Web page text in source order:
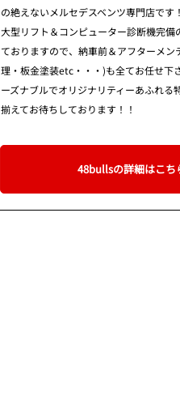
の絶えないメルセデスベンツ専門店です
大型リフト＆コンピューター診断機完備
ておりますので、納車前＆アフターメン
理・板金塗装etc・・・)も全てお任せ下
ーズナブルでオリジナリティーあふれる
揃えてお待ちしております！！
48bullsの詳細はこち